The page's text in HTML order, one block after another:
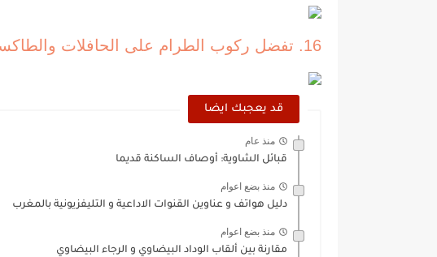
16. تفضل ركوب الطرام على الحافلات والطاكسيات
قد يعجبك ايضا
منذ عام
قبائل الشاوية: أوصاف الساكنة قديما
منذ بضع اعوام
دليل هواتف و عناوين القنوات الاداعية و التليفزيونية بالمغرب
منذ بضع اعوام
مقارنة بين ألقاب الوداد البيضاوي و الرجاء البيضاوي